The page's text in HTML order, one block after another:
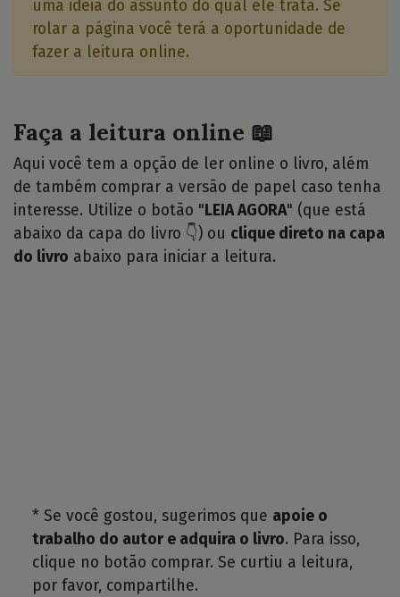
uma idéia do assunto do qual ele trata. Se
rolar a página você terá a oportunidade de
fazer a leitura online.
Faça a leitura online 📖
Aqui você tem a opção de ler online o livro, além
de também comprar a versão de papel caso tenha
interesse. Utilize o botão " LEIA AGORA" (que está
abaixo da capa do livro 👇) ou clique direto na capa
do livro abaixo para iniciar a leitura.
* Se você gostou, sugerimos que apoie o
trabalho do autor e adquira o livro. Para isso,
clique no botão comprar. Se curtiu a leitura,
por favor, compartilhe.